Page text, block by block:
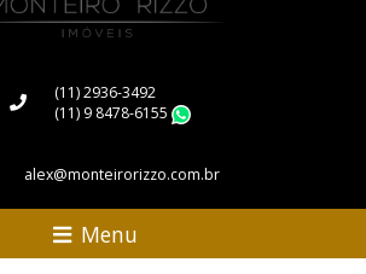
(11) 2936-3492
(11) 9 8478-6155
alex@monteirorizzo.com.br
Menu